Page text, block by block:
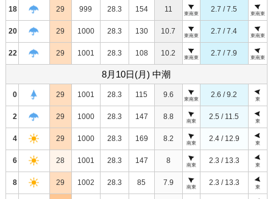
18 29 999 28.3 154 11
東南東
2.7 / 7.5
東南東
20 29 1000 28.3 130 10.7
東南東
2.7 / 7.4
東南東
22 29 1001 28.3 108 10.2
東南東
2.7 / 7.9
東南東
8月10日(月) 中潮
0 29 1001 28.3 115 9.6
東南東
2.6 / 9.2
東
2 29 1000 28.3 147 8.8
南東
2.5 / 11.5
東
4 29 1000 28.3 169 8.2
南東
2.4 / 12.9
東
6 28 1001 28.3 147 8
南東
2.3 / 13.3
東
8 29 1002 28.3 85 7.9
南東
2.3 / 13.3
東